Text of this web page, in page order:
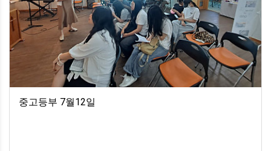
중고등부 7월12일